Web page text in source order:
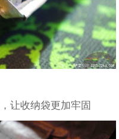
让收纳袋更加牢固